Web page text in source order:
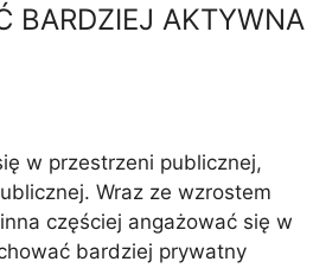
BARDZIEJ AKTYWNA
w przestrzeni publicznej,
Wraz ze wzrostem
częściej angażować się w
bardziej prywatny